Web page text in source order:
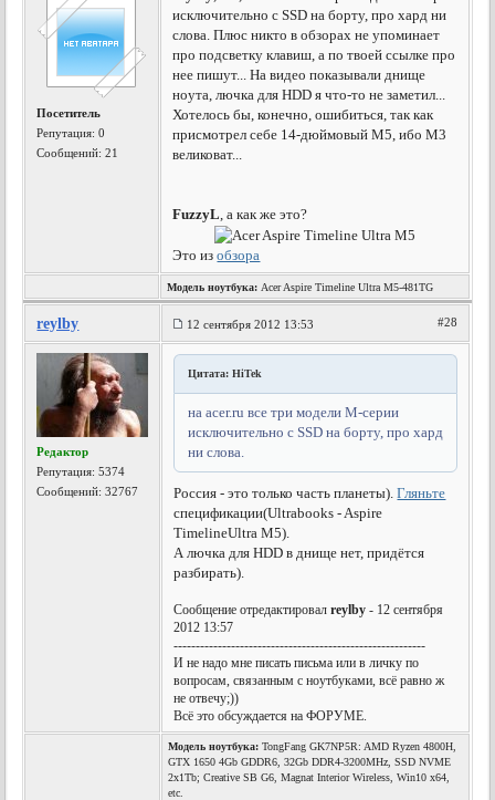
Посетитель
Репутация:0
Сообщений: 21
исключительно с SSD на борту, про хард ни
слова. Плюс никто в обзорах не упоминает
про подсветку клавиш, а по твоей ссылке про
нее пишут... На видео показывали днище
ноута, лючка для HDD я что-то не заметил...
Хотелось бы, конечно, ошибиться, так как
присмотрел себе 14-дюймовый M5, ибо M3
великоват...
FuzzyL, а как же это?
Это изобзора
Модель ноутбука: Acer Aspire Timeline Ultra M5-481TG
reylby 12 сентября 2012 13:53 #28
Редактор
Репутация:5374
Сообщений: 32767
Цитата: HiTek
на acer.ru все три модели M-серии
исключительно с SSD на борту, про хард
ни слова.
Россия - это только часть планеты).Гляньте
спецификации(Ultrabooks - Aspire
TimelineUltra M5).
А лючка для HDD в днище нет, придётся
разбирать).
Сообщение отредактировалreylby - 12 сентября
2012 13:57
---------------------------------------------------------
И не надо мне писать письма или в личку по
вопросам, связанным с ноутбуками, всё равно ж
не отвечу;))
Всё это обсуждается на ФОРУМЕ.
Модель ноутбука: TongFang GK7NP5R: AMD Ryzen 4800H,
GTX 1650 4Gb GDDR6, 32Gb DDR4-3200MHz, SSD NVME
2x1Tb; Creative SB G6, Magnat Interior Wireless, Win10 x64,
etc.